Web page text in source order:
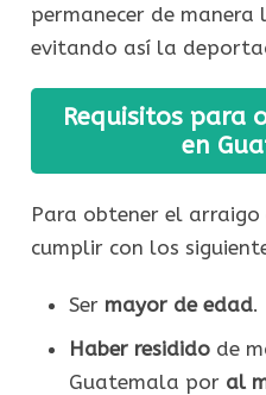
permanecer de manera
evitando así la
Requisitos para
en
Para obtener el arraigo
cumplir con los
Ser mayor de edad.
Haber resididode
Guatemala por al